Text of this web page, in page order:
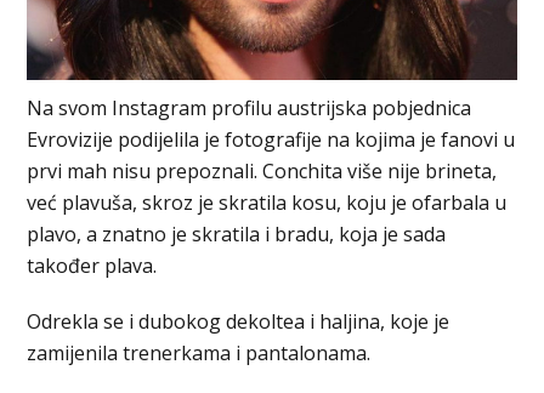
Na svom Instagram profilu austrijska pobjednica
Evrovizije podijelila je fotografije na kojima je fanovi u
prvi mah nisu prepoznali. Conchita više nije brineta,
već plavuša, skroz je skratila kosu, koju je ofarbala u
plavo, a znatno je skratila i bradu, koja je sada
također plava.
Odrekla se i dubokog dekoltea i haljina, koje je
zamijenila trenerkama i pantalonama.